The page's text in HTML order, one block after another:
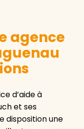
agence
d’aide à
et ses
disposition une